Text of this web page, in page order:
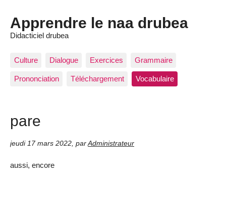
Apprendre le naa drubea
Didacticiel drubea
Culture Dialogue Exercices Grammaire
Prononciation Téléchargement Vocabulaire
pare
jeudi 17 mars 2022 par Administrateur
aussi, encore